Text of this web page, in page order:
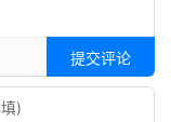
提交评论